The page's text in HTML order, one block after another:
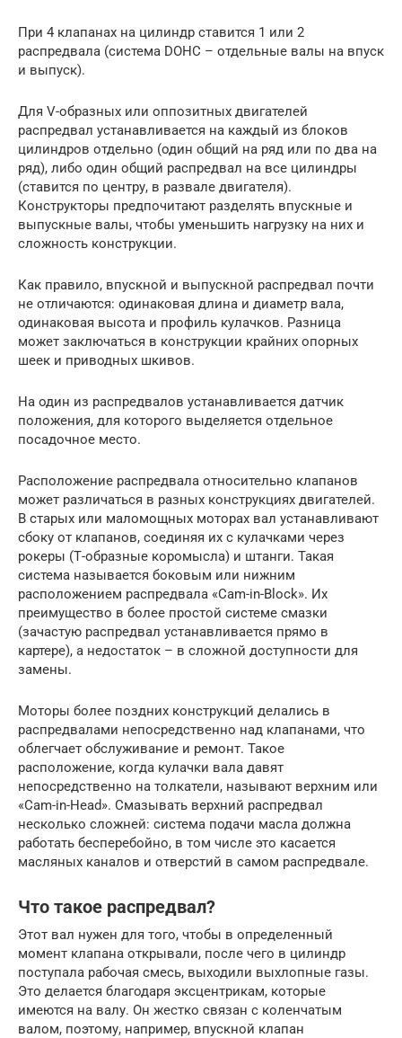
При 4 клапанах на цилиндр ставится 1 или 2
распредвала (система DOHC – отдельные валы на впуск
и выпуск).
Для V-образных или оппозитных двигателей
распредвал устанавливается на каждый из блоков
цилиндров отдельно (один общий на ряд или по два на
ряд), либо один общий распредвал на все цилиндры
(ставится по центру, в развале двигателя).
Конструкторы предпочитают разделять впускные и
выпускные валы, чтобы уменьшить нагрузку на них и
сложность конструкции.
Как правило, впускной и выпускной распредвал почти
не отличаются: одинаковая длина и диаметр вала,
одинаковая высота и профиль кулачков. Разница
может заключаться в конструкции крайних опорных
шеек и приводных шкивов.
На один из распредвалов устанавливается датчик
положения, для которого выделяется отдельное
посадочное место.
Расположение распредвала относительно клапанов
может различаться в разных конструкциях двигателей.
В старых или маломощных моторах вал устанавливают
сбоку от клапанов, соединяя их с кулачками через
рокеры (Т-образные коромысла) и штанги. Такая
система называется боковым или нижним
расположением распредвала «Cam-in-Block». Их
преимущество в более простой системе смазки
(зачастую распредвал устанавливается прямо в
картере), а недостаток – в сложной доступности для
замены.
Моторы более поздних конструкций делались в
распредвалами непосредственно над клапанами, что
облегчает обслуживание и ремонт. Такое
расположение, когда кулачки вала давят
непосредственно на толкатели, называют верхним или
«Cam-in-Head». Смазывать верхний распредвал
несколько сложней: система подачи масла должна
работать бесперебойно, в том числе это касается
масляных каналов и отверстий в самом распредвале.
Что такое распредвал?
Этот вал нужен для того, чтобы в определенный
момент клапана открывали, после чего в цилиндр
поступала рабочая смесь, выходили выхлопные газы.
Это делается благодаря эксцентрикам, которые
имеются на валу. Он жестко связан с коленчатым
валом, поэтому, например, впускной клапан